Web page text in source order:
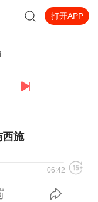
打开APP
西施
06:42